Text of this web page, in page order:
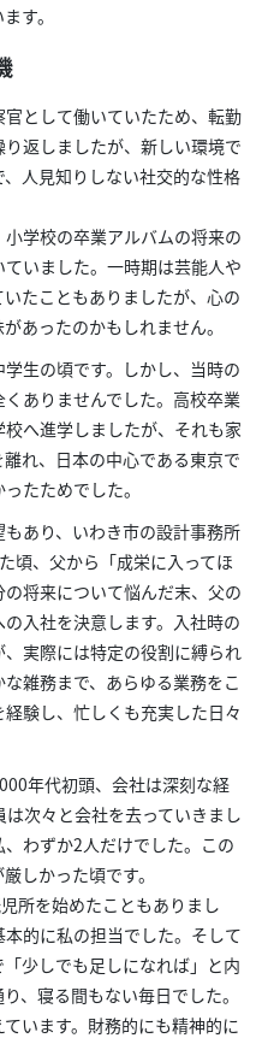
す。
として働いていたため、転勤
返しましたが、新しい環境で
人見知りしない社交的な性格
学校の卒業アルバムの将来の
いました。一時期は芸能人や
たこともありましたが、心の
あったのかもしれません。
生の頃です。しかし、当時の
ありませんでした。高校卒業
へ進学しましたが、それも家
れ、日本の中心である東京で
たためでした。
あり、いわき市の設計事務所
頃、父から「成栄に入ってほ
将来について悩んだ末、父の
入社を決意します。入社時の
実際には特定の役割に縛られ
雑務まで、あらゆる業務をこ
験し、忙しくも充実した日々
年代初頭、会社は深刻な経
次々と会社を去っていきまし
わずか2人だけでした。この
しかった頃です。
所を始めたこともありまし
的に私の担当でした。そして
少しでも足しになれば」と内
、寝る間もない毎日でした。
います。財務的にも精神的に